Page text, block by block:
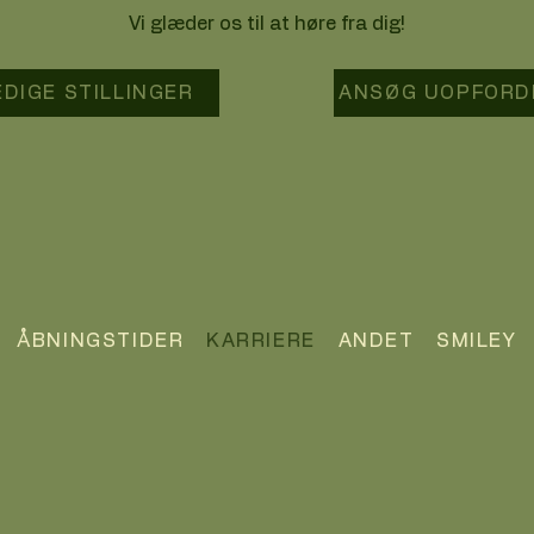
Vi glæder os til at høre fra dig!
STILLINGER ANSØG
ÅBNINGSTIDER KARRIERE ANDET SMILEY